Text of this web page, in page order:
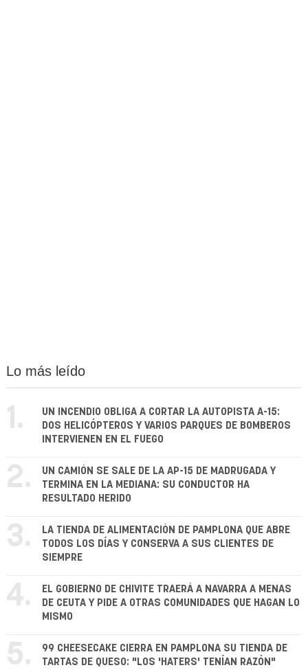
Lo más leído
1.
UN INCENDIO OBLIGA A CORTAR LA AUTOPISTA A-15:
DOS HELICÓPTEROS Y VARIOS PARQUES DE BOMBEROS
INTERVIENEN EN EL FUEGO
2.
UN CAMIÓN SE SALE DE LA AP-15 DE MADRUGADA Y
TERMINA EN LA MEDIANA: SU CONDUCTOR HA
RESULTADO HERIDO
3.
LA TIENDA DE ALIMENTACIÓN DE PAMPLONA QUE ABRE
TODOS LOS DÍAS Y CONSERVA A SUS CLIENTES DE
SIEMPRE
4.
EL GOBIERNO DE CHIVITE TRAERÁ A NAVARRA A MENAS
DE CEUTA Y PIDE A OTRAS COMUNIDADES QUE HAGAN LO
MISMO
5.
99 CHEESECAKE CIERRA EN PAMPLONA SU TIENDA DE
TARTAS DE QUESO: "LOS 'HATERS' TENÍAN RAZÓN"